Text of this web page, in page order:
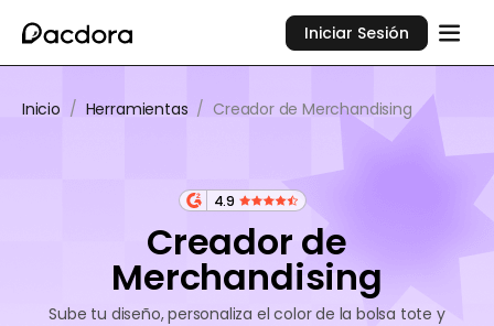
Iniciar Sesión
Inicio / Herramientas / Creador de Merchandising
4.9
Creador de
Merchandising
Sube tu diseño, personaliza el color de la bolsa tote y